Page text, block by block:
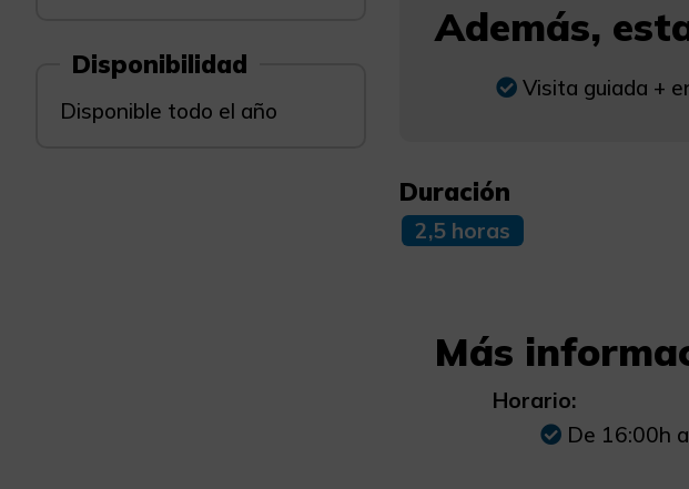
Disponibilidad
Disponible todo el año
Además,
Visita guiada +
Duración
2,5 horas
Más
Horario:
De 16:00h